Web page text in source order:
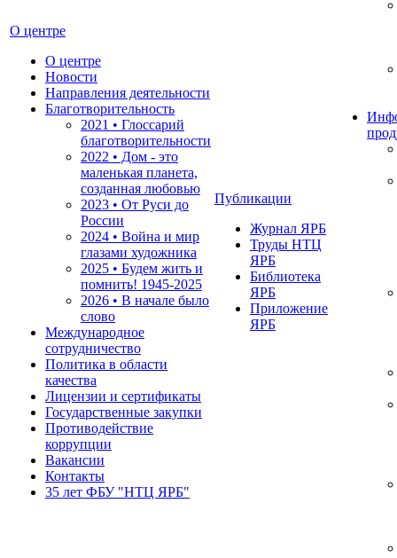
О центре
О центре
Новости
Направления деятельности
Благотворительность
2021 • Глоссарий
благотворительности
2022 • Дом - это
маленькая планета,
созданная любовью
2023 • От Руси до
России
2024 • Война и мир
глазами художника
2025 • Будем жить и
помнить! 1945-2025
2026 • В начале было
слово
Международное
сотрудничество
Политика в области
качества
Лицензии и сертификаты
Государственные закупки
Противодействие
коррупции
Вакансии
Контакты
35 лет ФБУ "НТЦ ЯРБ"
Публикации
Журнал ЯРБ
Труды НТЦ
ЯРБ
Библиотека
ЯРБ
Приложение
ЯРБ